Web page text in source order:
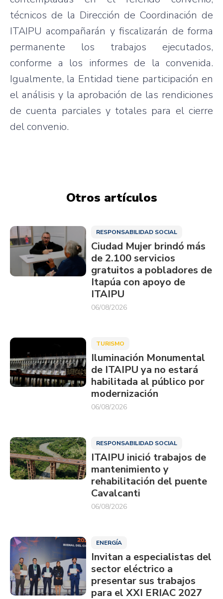
técnicos de la Dirección de Coordinación de
ITAIPU acompañarán y fiscalizarán de forma
permanente los trabajos ejecutados,
conforme a los informes de la convenida.
Igualmente, la Entidad tiene participación en
el análisis y la aprobación de las rendiciones
de cuenta parciales y totales para el cierre
del convenio.
Otros artículos
RESPONSABILIDAD SOCIAL
Ciudad Mujer brindó más
de 2.100 servicios
gratuitos a pobladores de
Itapúa con apoyo de
ITAIPU
06/08/2026
TURISMO
Iluminación Monumental
de ITAIPU ya no estará
habilitada al público por
modernización
06/08/2026
RESPONSABILIDAD SOCIAL
ITAIPU inició trabajos de
mantenimiento y
rehabilitación del puente
Cavalcanti
06/08/2026
ENERGÍA
Invitan a especialistas del
sector eléctrico a
presentar sus trabajos
para el XXI ERIAC 2027